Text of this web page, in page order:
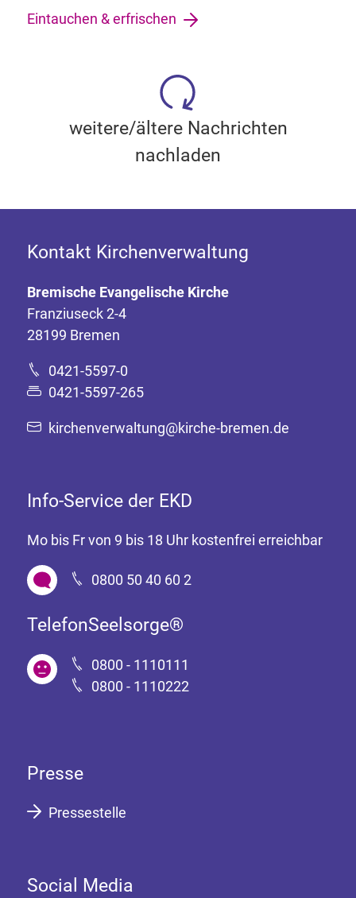
Eintauchen & erfrischen
weitere/ältere Nachrichten
nachladen
Kontakt Kirchenverwaltung
Bremische Evangelische Kirche
Franziuseck 2-4
28199 Bremen
0421-5597-0
0421-5597-265
kirchenverwaltung@kirche-bremen.de
Info-Service der EKD
Mo bis Fr von 9 bis 18 Uhr kostenfrei erreichbar
0800 50 40 60 2
TelefonSeelsorge®
0800 - 1110111
0800 - 1110222
Presse
Pressestelle
Social Media